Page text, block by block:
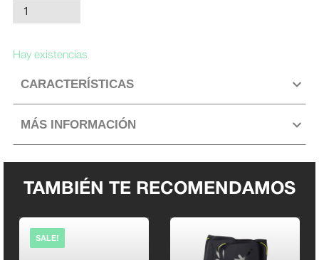
Muelle
Acero
cantidad
Hay existencias
CARACTERÍSTICAS
MÁS INFORMACIÓN
TAMBIÉN TE RECOMENDAMOS
SALE!